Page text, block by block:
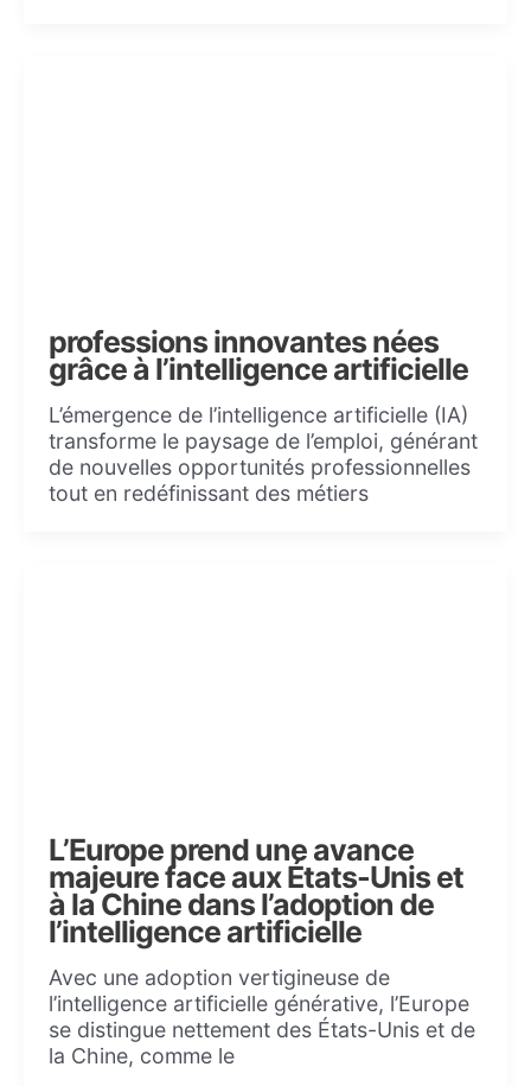
professions innovantes nées
grâce à l’intelligence artificielle
L’émergence de l’intelligence artificielle (IA)
transforme le paysage de l’emploi, générant
de nouvelles opportunités professionnelles
tout en redéfinissant des métiers
L’Europe prend une avance
majeure face aux États-Unis et
à la Chine dans l’adoption de
l’intelligence artificielle
Avec une adoption vertigineuse de
l’intelligence artificielle générative, l’Europe
se distingue nettement des États-Unis et de
la Chine, comme le